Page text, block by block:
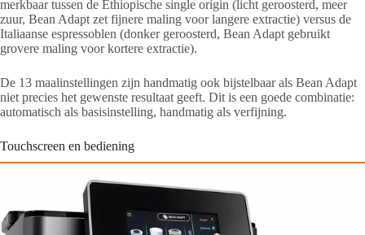
merkbaar tussen de Ethiopische single origin (licht geroosterd, meer
zuur, Bean Adapt zet fijnere maling voor langere extractie) versus de
Italiaanse espressoblen (donker geroosterd, Bean Adapt gebruikt
grovere maling voor kortere extractie).
De 13 maalinstellingen zijn handmatig ook bijstelbaar als Bean Adapt
niet precies het gewenste resultaat geeft. Dit is een goede combinatie:
automatisch als basisinstelling, handmatig als verfijning.
Touchscreen en bediening